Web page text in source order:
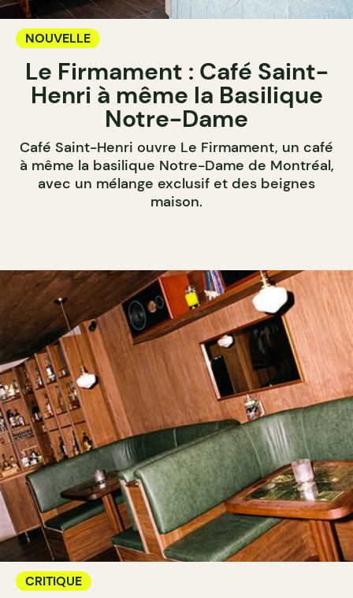
NOUVELLE
Le Firmament : Café Saint-
Henri à même la Basilique
Notre-Dame
Café Saint-Henri ouvre Le Firmament, un café
à même la basilique Notre-Dame de Montréal,
avec un mélange exclusif et des beignes
maison.
CRITIQUE